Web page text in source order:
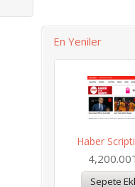
En Yeniler
Haber